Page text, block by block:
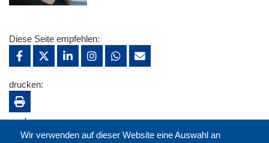
Wir verwenden auf dieser Website eine Auswahl an
Diese Seite empfehlen:
drucken:
merken: